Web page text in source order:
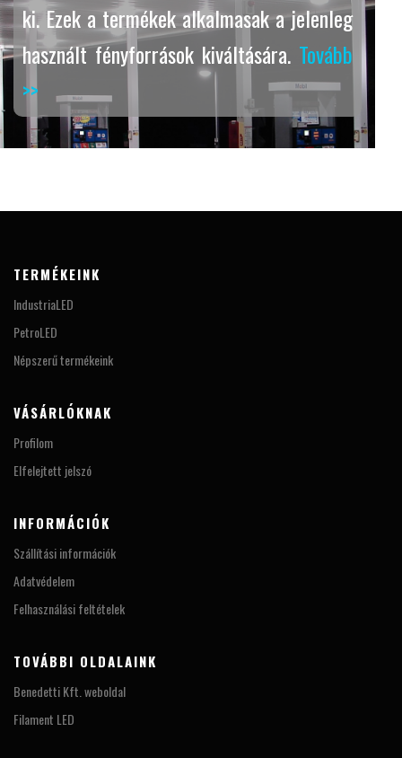
ki. Ezek a termékek alkalmasak a jelenleg
használt fényforrások kiváltására. Tovább
>>
TERMÉKEINK
IndustriaLED
PetroLED
Népszerű termékeink
VÁSÁRLÓKNAK
Profilom
Elfelejtett jelszó
INFORMÁCIÓK
Szállítási információk
Adatvédelem
Felhasználási feltételek
TOVÁBBI OLDALAINK
Benedetti Kft. weboldal
Filament LED